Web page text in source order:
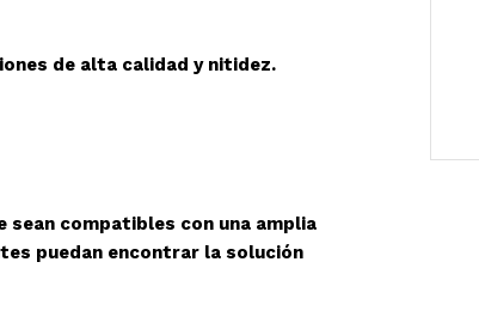
de alta calidad y nitidez.
sean compatibles con una amplia
puedan encontrar la solución